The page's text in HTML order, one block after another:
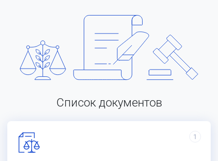
Список документов
1